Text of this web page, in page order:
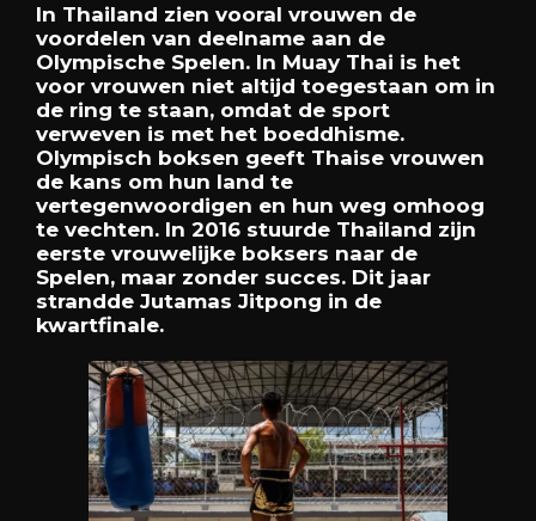
In Thailand zien vooral vrouwen de
voordelen van deelname aan de
Olympische Spelen. In Muay Thai is het
voor vrouwen niet altijd toegestaan om in
de ring te staan, omdat de sport
verweven is met het boeddhisme.
Olympisch boksen geeft Thaise vrouwen
de kans om hun land te
vertegenwoordigen en hun weg omhoog
te vechten. In 2016 stuurde Thailand zijn
eerste vrouwelijke boksers naar de
Spelen, maar zonder succes. Dit jaar
strandde Jutamas Jitpong in de
kwartfinale.